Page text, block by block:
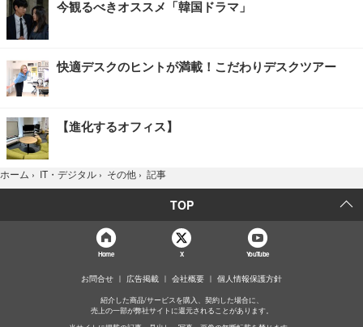
今観るべきオススメ「韓国ドラマ」
快適デスクのヒントが満載！こだわりデスクツアー
【進化するオフィス】
ホーム › IT・デジタル › その他 › 記事
TOP
Home X YouTube
お問合せ 広告掲載 会社概要 個人情報保護方針
紹介した商品/サービスを購入、契約した場合に、
売上の一部が弊社サイトに還元されることがあります。